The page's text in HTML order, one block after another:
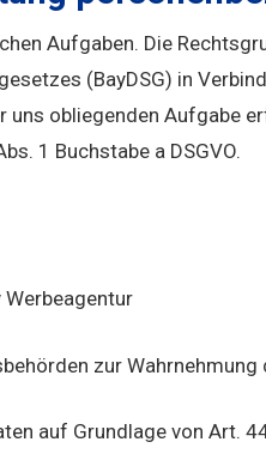
Aufgaben. Die
(BayDSG) in
obliegenden Aufgabe
1 Buchstabe a DSGVO.
zur
auf Grundlage von Art.